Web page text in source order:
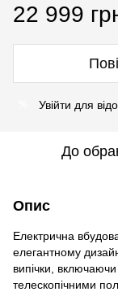
22 999
Увійти для
До
Опис
Електрична
елегантному
випічки,
телескопічними